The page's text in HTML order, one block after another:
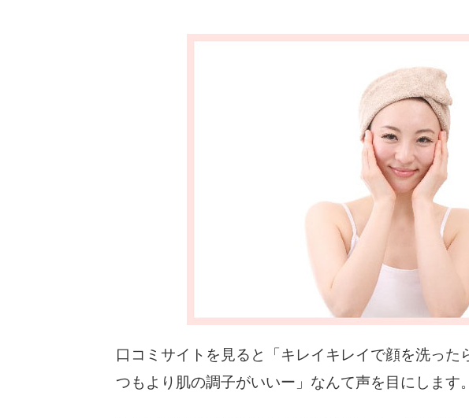
口コミサイトを見ると「キレイキレイで顔を洗った
つもより肌の調子がいいー」なんて声を目にします。